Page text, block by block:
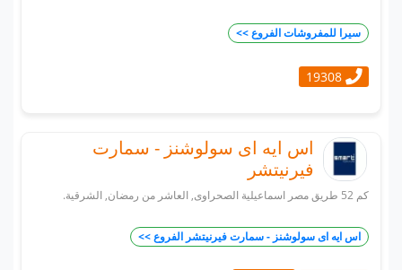
سيرا للمفروشات الفروع >>
19308
اس ايه اى سولوشنز - سمارت
فيرنيتشر
كم 52 طريق مصر اسماعيلية الصحراوى, العاشر من رمضان, الشرقية.
اس ايه اى سولوشنز - سمارت فيرنيتشر الفروع >>